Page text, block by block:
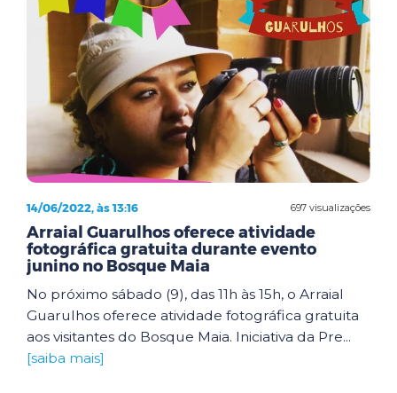
697 visualizações
14/06/2022, às 13:16
Arraial Guarulhos oferece atividade
fotográfica gratuita durante evento
junino no Bosque Maia
No próximo sábado (9), das 11h às 15h, o Arraial
Guarulhos oferece atividade fotográfica gratuita
aos visitantes do Bosque Maia. Iniciativa da Pre...
[saiba mais]